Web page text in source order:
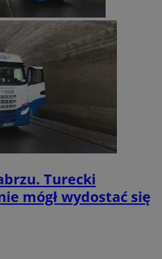
Turecki
mógł wydostać się